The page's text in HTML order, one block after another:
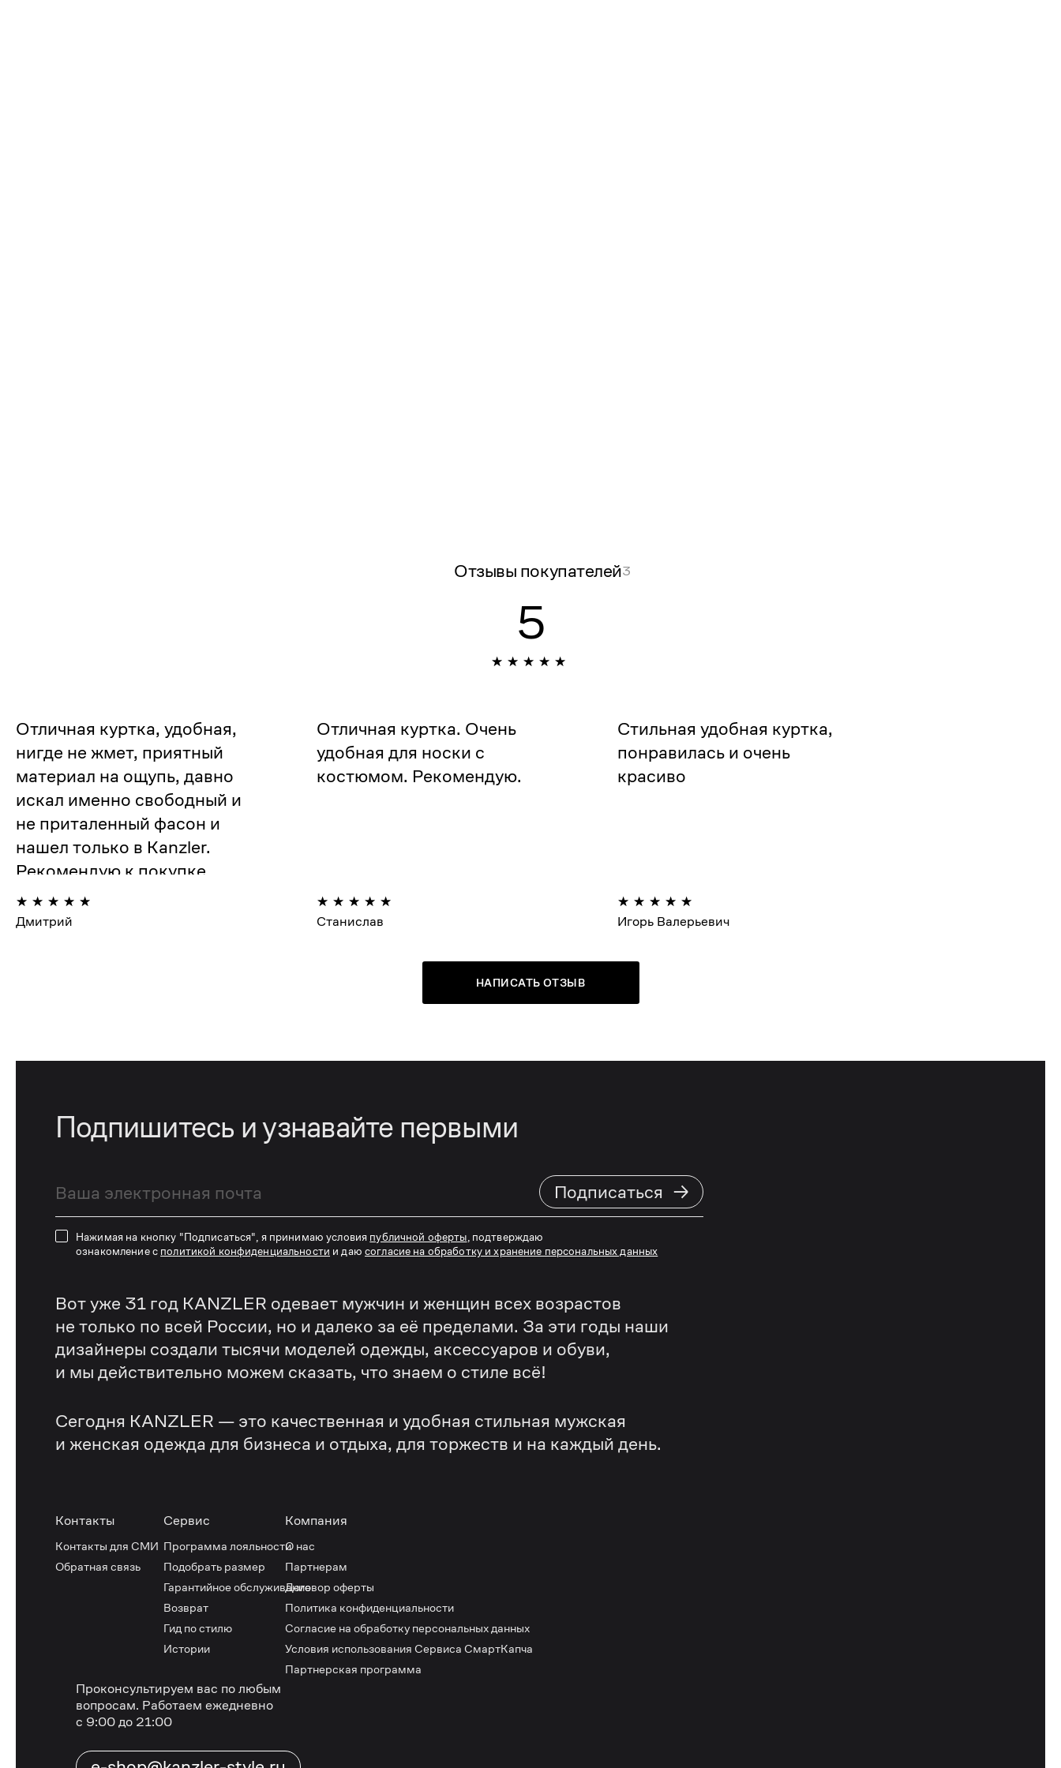
Отзывы покупателей3
5
Отличная куртка, удобная,
нигде не жмет, приятный
материал на ощупь, давно
искал именно свободный и
не приталенный фасон и
нашел только в Kanzler.
Рекомендую к покупке.
Дмитрий
Отличная куртка. Очень
удобная для носки с
костюмом. Рекомендую.
Станислав
Стильная удобная куртка,
понравилась и очень
красиво
Игорь Валерьевич
НАПИСАТЬ ОТЗЫВ
Подпишитесь и узнавайте первыми
Подписаться →
Нажимая на кнопку "Подписаться", я принимаю условия публичной оферты , подтверждаю
ознакомление с политикой конфиденциальности и даюсогласие на обработку и хранение персональных данных
Вот уже 31 год KANZLER одевает мужчин и женщин всех возрастов
не только по всей России, но и далеко за её пределами. За эти годы наши
дизайнеры создали тысячи моделей одежды, аксессуаров и обуви,
и мы действительно можем сказать, что знаем о стиле всё!
Сегодня KANZLER — это качественная и удобная стильная мужская
и женская одежда для бизнеса и отдыха, для торжеств и на каждый день.
Контакты
Контакты для СМИ
Обратная связь
Сервис
Программа лояльности
Подобрать размер
Гарантийное обслуживание
Возврат
Гид по стилю
Истории
Компания
О нас
Партнерам
Договор оферты
Политика конфиденциальности
Согласие на обработку персональных данных
Условия использования Сервиса СмартКапча
Партнерская программа
Проконсультируем вас по любым
вопросам. Работаем ежедневно
с 9:00 до 21:00